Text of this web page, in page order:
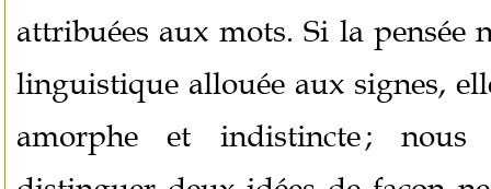
attribuées aux mots. Si la pensée
linguistique allouée aux signes,
amorphe et indistincte ; nous